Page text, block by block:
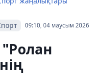
09:10, 04 маусым 2026